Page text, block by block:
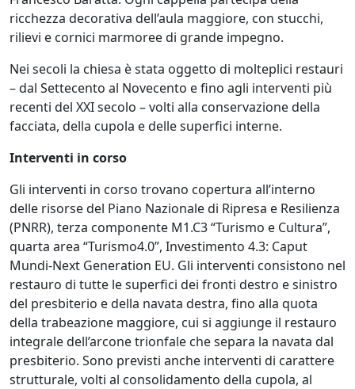
ricchezza decorativa dell’aula maggiore, con stucchi,
rilievi e cornici marmoree di grande impegno.
Nei secoli la chiesa è stata oggetto di molteplici restauri
– dal Settecento al Novecento e fino agli interventi più
recenti del XXI secolo – volti alla conservazione della
facciata, della cupola e delle superfici interne.
Interventi in corso
Gli interventi in corso trovano copertura all’interno
delle risorse del Piano Nazionale di Ripresa e Resilienza
(PNRR), terza componente M1.C3 “Turismo e Cultura”,
quarta area “Turismo4.0”, Investimento 4.3: Caput
Mundi-Next Generation EU. Gli interventi consistono nel
restauro di tutte le superfici dei fronti destro e sinistro
del presbiterio e della navata destra, fino alla quota
della trabeazione maggiore, cui si aggiunge il restauro
integrale dell’arcone trionfale che separa la navata dal
presbiterio. Sono previsti anche interventi di carattere
strutturale, volti al consolidamento della cupola, al